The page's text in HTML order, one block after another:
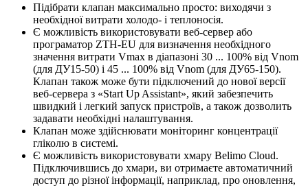
Підібрати клапан максимально просто: виходячи з
необхідної витрати холодо- і теплоносія.
Є можливість використовувати веб-сервер або
програматор ZTH-EU для визначення необхідного
значення витрати Vmax в діапазоні 30 ... 100% від Vnom
(для ДУ15-50) і 45 ... 100% від Vnom (для ДУ65-150).
Клапан також може бути підключений до нової версії
веб-сервера з «Start Up Assistant», який забезпечить
швидкий і легкий запуск пристроїв, а також дозволить
задавати необхідні налаштування.
Клапан може здійснювати моніторинг концентрації
гліколю в системі.
Є можливість використовувати хмару Belimo Cloud.
Підключившись до хмари, ви отримаєте автоматичний
доступ до різної інформації, наприклад, про оновлення,